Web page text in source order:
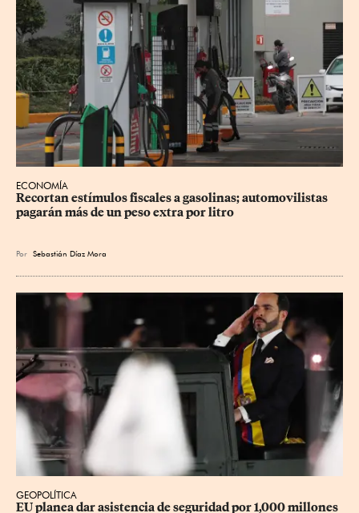
ECONOMÍA
Recortan estímulos fiscales a gasolinas; automovilistas
pagarán más de un peso extra por litro
Por Sebastián Díaz Mora
GEOPOLÍTICA
EU planea dar asistencia de seguridad por 1,000 millones